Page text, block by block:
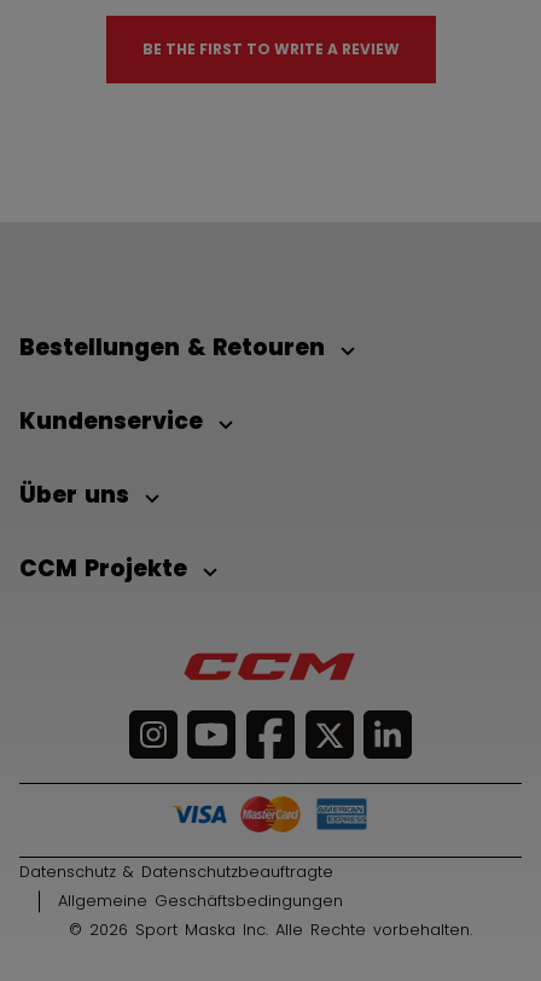
BE THE FIRST TO WRITE A REVIEW
Bestellungen & Retouren
Kundenservice
Über uns
CCM Projekte
© 2026 Sport Maska Inc. Alle Rechte vorbehalten.
Datenschutz & Datenschutzbeauftragte
Allgemeine Geschäftsbedingungen